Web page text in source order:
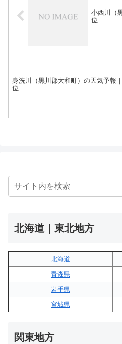
小西川（
位
身洗川（黒川郡大和町）の天気予報
位
北海道｜東北地方
北海道
青森県
岩手県
宮城県
関東地方